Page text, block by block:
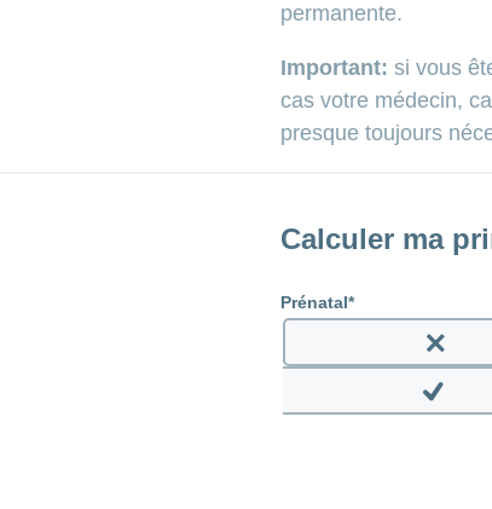
permanente.
Important: si vous
cas votre médecin,
presque toujours
Calculer ma
Prénatal
Enable
prenatal
Disable